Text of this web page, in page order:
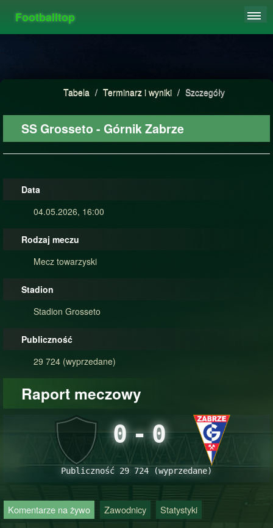
Footballtop
STATYSTYKI
Tabela / Terminarz i wyniki / Szczegóły
SS Grosseto - Górnik Zabrze
Data
04.05.2026, 16:00
Rodzaj meczu
Mecz towarzyski
Stadion
Stadion Grosseto
Publiczność
29 724 (wyprzedane)
Raport meczowy
0-0
Publiczność 29 724 (wyprzedane)
Komentarze na żywo Zawodnicy Statystyki